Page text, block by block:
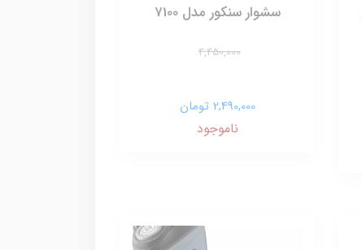
سشوار سنکور مدل 7100
4,450,000
2,490,000 تومان
ناموجود